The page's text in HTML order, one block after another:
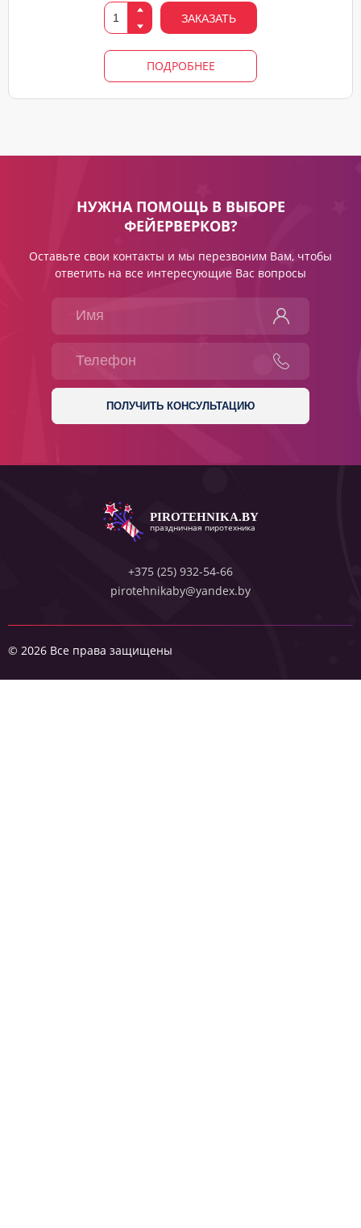
ЗАКАЗАТЬ
ПОДРОБНЕЕ
НУЖНА ПОМОЩЬ В ВЫБОРЕ
ФЕЙЕРВЕРКОВ?
Оставьте свои контакты и мы перезвоним Вам, чтобы
ответить на все интересующие Вас вопросы
PIROTEHNIKA.BY
праздничная пиротехника
+375 (25) 932-54-66
pirotehnikaby@yandex.by
© 2026 Все права защищены